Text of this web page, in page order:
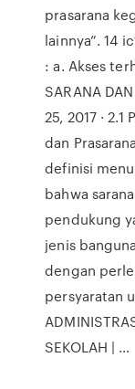
prasarana
lainnya”. 14
: a. Akses
SARANA
25, 2017 ·
dan
definisi
bahwa
pendukung
jenis
dengan
persyaratan
SEKOLAH | …